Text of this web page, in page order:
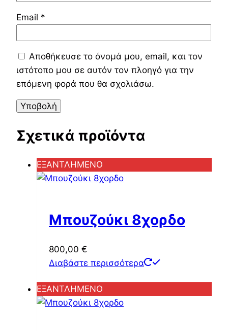
Email *
Αποθήκευσε το όνομά μου, email, και τον
ιστότοπο μου σε αυτόν τον πλοηγό για την
επόμενη φορά που θα σχολιάσω.
Σχετικά προϊόντα
ΕΞΑΝΤΛΗΜΕΝΟ
Μπουζούκι 8χορδο
800,00 €
Διαβάστε περισσότερα
ΕΞΑΝΤΛΗΜΕΝΟ